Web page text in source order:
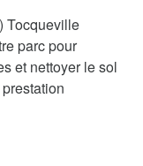
Tocqueville
parc pour
et nettoyer le sol